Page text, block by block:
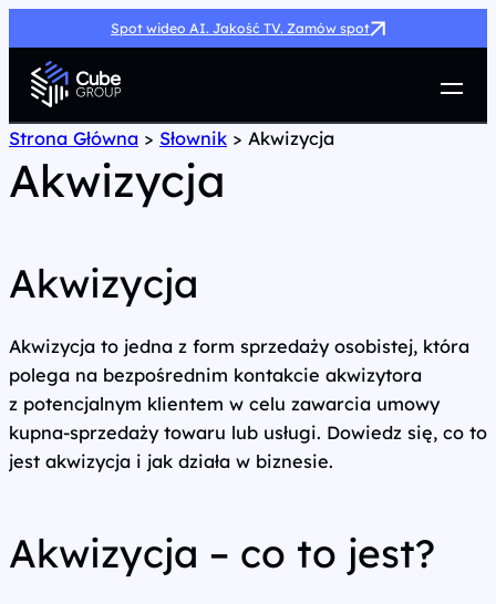
Spot wideo AI. Jakość TV. Zamów spot
Usługi
Jak możemy pomóc
Case Study
O nas
Kariera
Strona Główna > Słownik > Akwizycja
Akwizycja
Akwizycja
Akwizycja to jedna z form sprzedaży osobistej, która
polega na bezpośrednim kontakcie akwizytora
z potencjalnym klientem w celu zawarcia umowy
kupna-sprzedaży towaru lub usługi. Dowiedz się, co to
jest akwizycja i jak działa w biznesie.
Akwizycja – co to jest?